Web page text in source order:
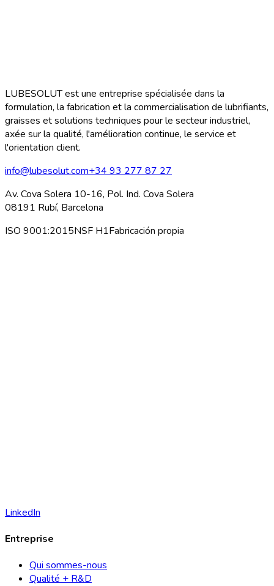
LUBESOLUT est une entreprise spécialisée dans la
formulation, la fabrication et la commercialisation de lubrifiants,
graisses et solutions techniques pour le secteur industriel,
axée sur la qualité, l'amélioration continue, le service et
l'orientation client.
info@lubesolut.com+34 93 277 87 27
Av. Cova Solera 10-16, Pol. Ind. Cova Solera
08191 Rubí, Barcelona
ISO 9001:2015NSF H1Fabricación propia
LinkedIn
Entreprise
Qui sommes-nous
Qualité + R&D